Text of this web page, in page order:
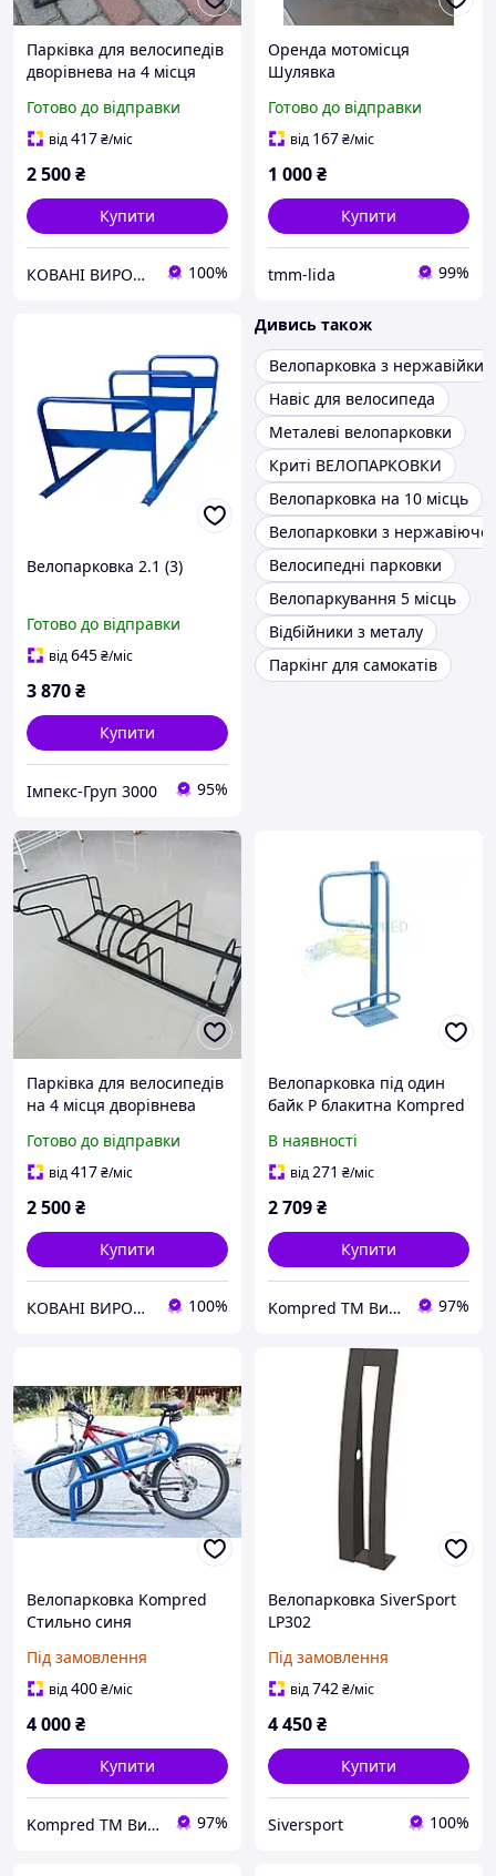
Парківка для велосипедів
дворівнева на 4 місця
Готово до відправки
від417₴/міс
2 500₴
Купити
КОВАНІ ВИРОБИ 100%
Оренда мотомісця
Шулявка
Готово до відправки
від 167₴/міс
1 000₴
Купити
tmm-lida 99%
Велопарковка 2.1 (3)
Готово до відправки
від645₴/міс
3 870₴
Купити
Імпекс-Груп 3000 95%
Дивись також
Велопарковка з нержавійки
Навіс для велосипеда
Металеві велопарковки
Криті ВЕЛОПАРКОВКИ
Велопарковка на 10 місць
Велопарковки з нержавіючої
Велосипедні парковки
Велопаркування 5 місць
Відбійники з металу
Паркінг для самокатів
Парківка для велосипедів
на 4 місця дворівнева
Готово до відправки
від417₴/міс
2 500₴
Купити
КОВАНІ ВИРОБИ 100%
Велопарковка під один
байк Р блакитна Kompred
В наявності
від271 ₴/міс
2 709₴
Купити
Kompred TM Виробниче підприємство 97%
Велопарковка Kompred
Стильно синя
Під замовлення
від400₴/міс
4 000₴
Купити
Kompred TM Виробниче підприємство 97%
Велопарковка SiverSport
LP302
Під замовлення
від742₴/міс
4 450₴
Купити
Siversport 100%